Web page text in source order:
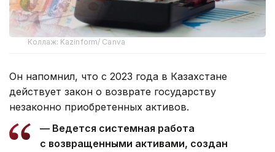
Коллаж: Kazinform/ Canva
Он напомнил, что с 2023 года в Казахстане
действует закон о возврате государству
незаконно приобретенных активов.
— Ведется системная работа
с возвращенными активами, создан